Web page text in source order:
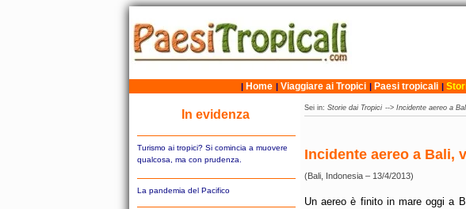
| Home | Viaggiare ai Tropici | Paesi tropicali |
In evidenza
Turismo ai tropici? Si comincia a muovere
qualcosa, ma con prudenza.
La pandemia del Pacifico
Sei in: Storie dai Tropici --> Incidente aereo a
Incidente aereo a Bali,
(Bali, Indonesia – 13/4/2013)
Un aereo è finito in mare oggi a